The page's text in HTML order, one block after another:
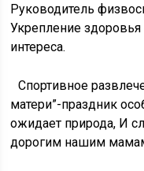
Спортивное
Руководитель
Укрепление
интереса.